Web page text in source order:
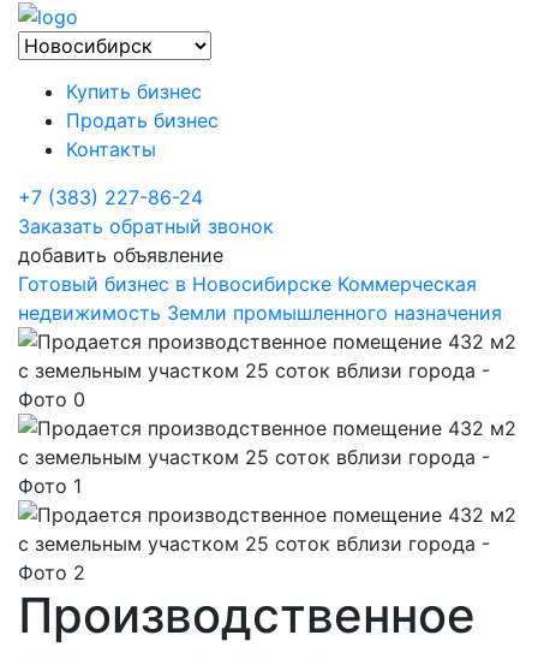
Купить бизнес
Продать бизнес
Контакты
+7 (383) 227-86-24
Заказать обратный звонок
добавить объявление
Готовый бизнес в Новосибирске Коммерческая
недвижимость Земли промышленного назначения
Производственное